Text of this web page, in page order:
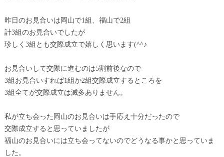
昨日のお見合いは岡山で1組、福山で2組
計3組のお見合いでしたが
珍しく3組とも交際成立で嬉しく思います(^^♪
お見合いして交際に進むのは5割前後なので
3組お見合いすれば1組か2組交際成立するところを
3組全てが交際成立は滅多ありません。
私が立ち会った岡山のお見合いは手応え十分だったので
交際成立すると思っていましたが
福山のお見合いには立ち会ってないのでどうなる事かと思っていま
した。